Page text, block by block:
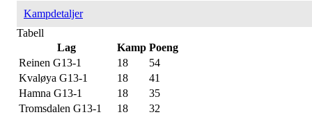
Kampdetaljer
Tabell
Lag
Kamp Poeng
Reinen G13-1
18
54
Kvaløya G13-1
18
41
Hamna G13-1
18
35
Tromsdalen G13-1
18
32